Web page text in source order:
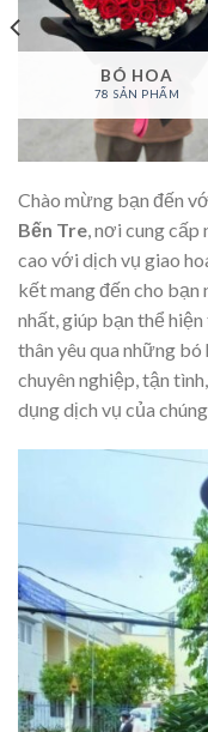
BÓ HOA
78 SẢN PHẨM
Chào mừng bạn đến
Bến Tre, nơi cung
cao với dịch vụ giao
kết mang đến cho
nhất, giúp bạn thể
thân yêu qua những bó
chuyên nghiệp, tận
dụng dịch vụ của